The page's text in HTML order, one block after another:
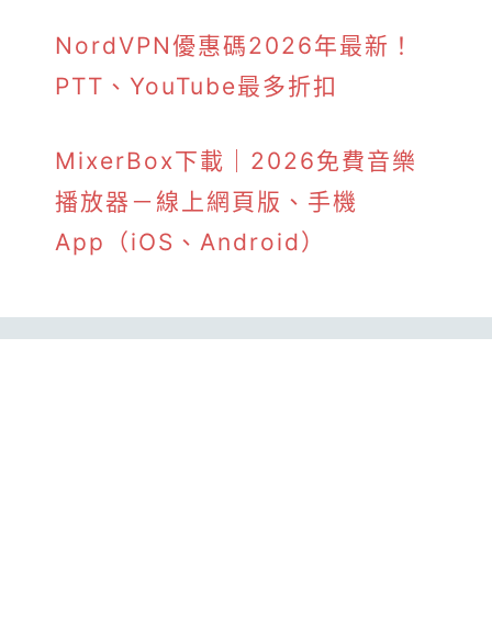
NordVPN優惠碼2026年最新！
PTT、YouTube最多折扣
MixerBox下載｜2026免費音樂
播放器－線上網頁版、手機
App（iOS、Android）